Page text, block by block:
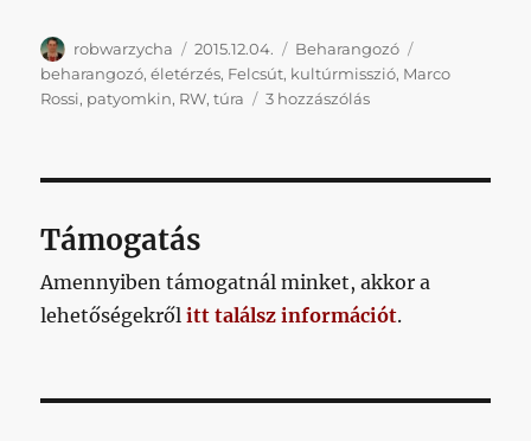
Szerző
robwarzycha Közzétéve
2015.12.04. Kategória
Beharangozó
beharangozó,életérzés, Felcsút, kultúrmisszió, Marco
Rossi, patyomkin, RW,túra 3 hozzászólásErős
tékozló
című
Támogatás
Amennyiben támogatnál minket, akkor a
lehetőségekrőlitt találsz információt.